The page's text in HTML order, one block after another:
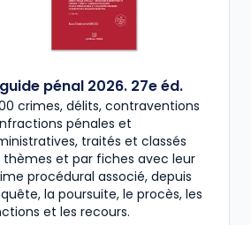
pénal 2026. 27e éd.
crimes, délits, contraventions
pénales et
traités et classés
thèmes et par fiches avec leur
procédural associé, depuis
la poursuite, le procès, les
et les recours.